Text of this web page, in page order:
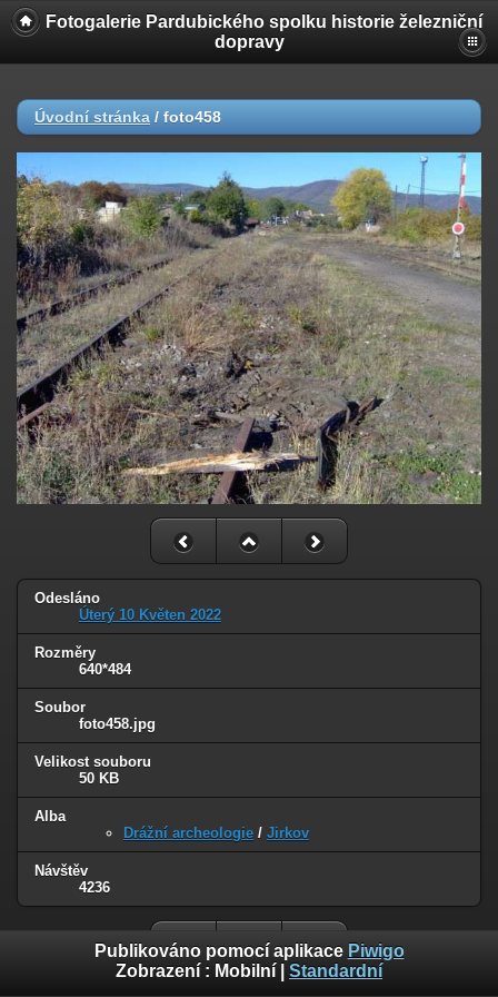
Fotogalerie Pardubického spolku historie železniční
dopravy
Úvodní stránka / foto458
Odesláno
Úterý 10 Květen 2022
Rozměry
640*484
Soubor
foto458.jpg
Velikost souboru
50 KB
Alba
Drážní archeologie / Jirkov
Návštěv
4236
Publikováno pomocí aplikace Piwigo
Zobrazení : Mobilní Standardní